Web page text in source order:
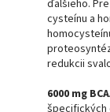
ďalšieho.
cysteínu a
redukcii
6000 mg
špecifických